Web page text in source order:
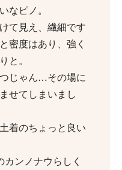
なピノ。
て見え、繊細です
密度はあり、強く
と。
じゃん…その場に
せてしまいまし
着のちょっと良い
ンノナウらしく